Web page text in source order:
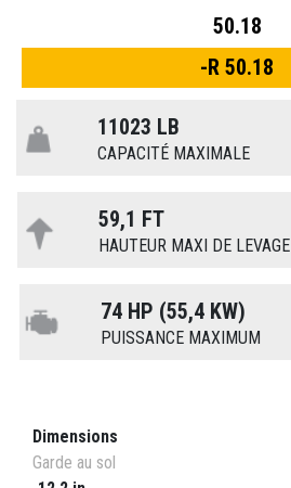
50.18
-R 50.18
11023 LB
CAPACITÉ MAXIMALE
59,1 FT
HAUTEUR MAXI DE LEVAGE
74 HP (55,4 KW)
PUISSANCE MAXIMUM
Dimensions
Garde au sol